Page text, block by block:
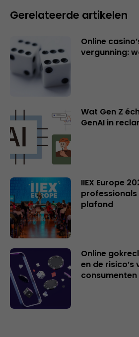
Gerelateerde artikelen
Online
vergunning:
Wat Gen Z
GenAI in
IIEX Europe
plafond
Online
en de
consumenten